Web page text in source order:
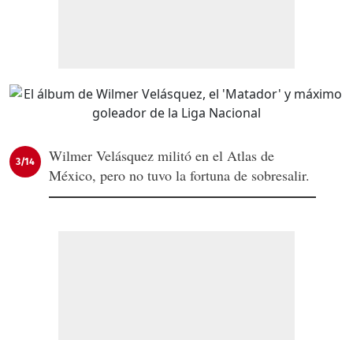
3/14
Wilmer Velásquez militó en el Atlas de
México, pero no tuvo la fortuna de sobresalir.